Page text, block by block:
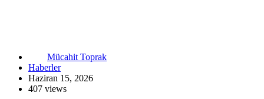
Mücahit Toprak
Haberler
Haziran 15, 2026
407 views